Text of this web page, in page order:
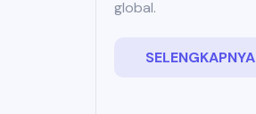
global.
SELENGKAPNYA